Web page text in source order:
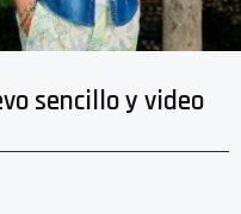
sencillo y video